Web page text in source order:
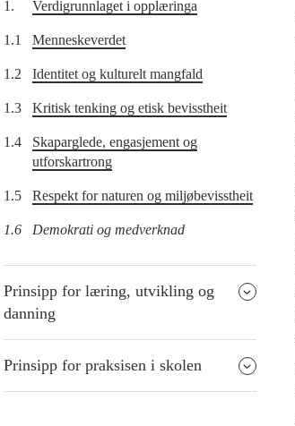
1. Verdigrunnlaget i opplæringa
1.1 Menneskeverdet
1.2 Identitet og kulturelt mangfald
1.3 Kritisk tenking og etisk bevisstheit
1.4
Skaparglede, engasjement og
utforskartrong
1.5 Respekt for naturen og miljøbevisstheit
1.6 Demokrati og medverknad
Prinsipp for læring, utvikling og
danning
Prinsipp for praksisen i skolen